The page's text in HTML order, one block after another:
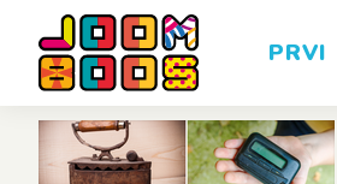
PRVI